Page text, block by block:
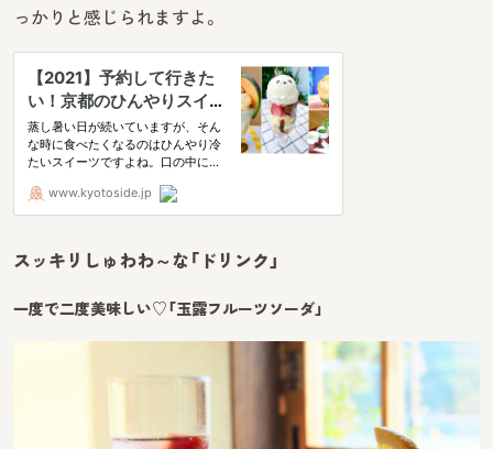
っかりと感じられますよ。
スッキリしゅわわ～な「ドリンク」
一度で二度美味しい♡「玉露フルーツソーダ」